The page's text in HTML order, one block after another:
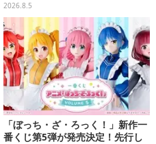
オル、バスマットなど全14種
2026.8.5
「ぼっち・ざ・ろっく！」新作一
番くじ第5弾が発売決定！先行し